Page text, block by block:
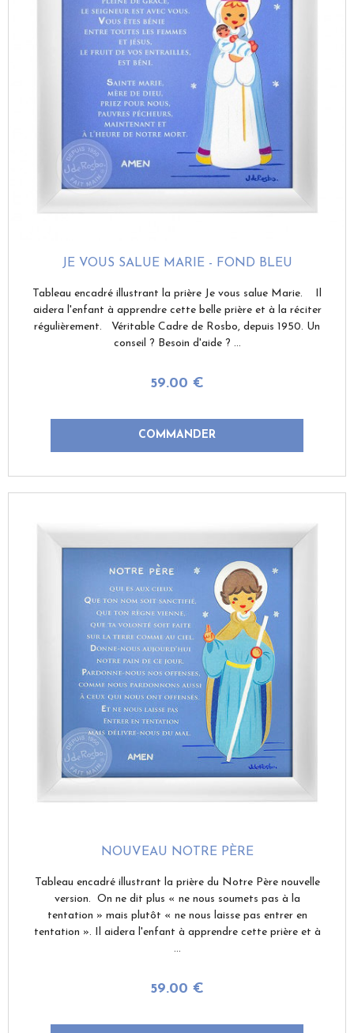
JE VOUS SALUE MARIE - FOND BLEU
59.00 €
Tableau encadré illustrant la prière Je vous salue Marie. Il
aidera l'enfant à apprendre cette belle prière et à la réciter
régulièrement. Véritable Cadre de Rosbo, depuis 1950. Un
conseil ? Besoin d'aide ? ...
NOUVEAU NOTRE PÈRE
59.00 €
Tableau encadré illustrant la prière du Notre Père nouvelle
version. On ne dit plus « ne nous soumets pas à la
tentation » mais plutôt « ne nous laisse pas entrer en
tentation ». Il aidera l'enfant à apprendre cette prière et à
...